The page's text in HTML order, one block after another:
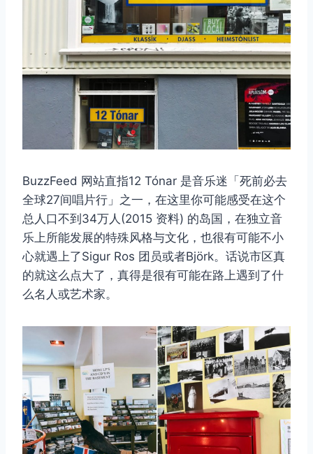
BuzzFeed 网站直指12 Tónar 是音乐迷「死前必去
全球27间唱片行」之一，在这里你可能感受在这个
总人口不到34万人(2015 资料) 的岛国，在独立音
乐上所能发展的特殊风格与文化，也很有可能不小
心就遇上了Sigur Ros 团员或者Björk。话说市区真
的就这么点大了，真得是很有可能在路上遇到了什
么名人或艺术家。